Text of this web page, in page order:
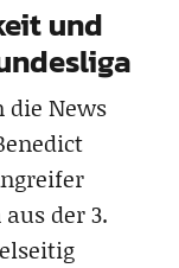
und
die News
der 3.